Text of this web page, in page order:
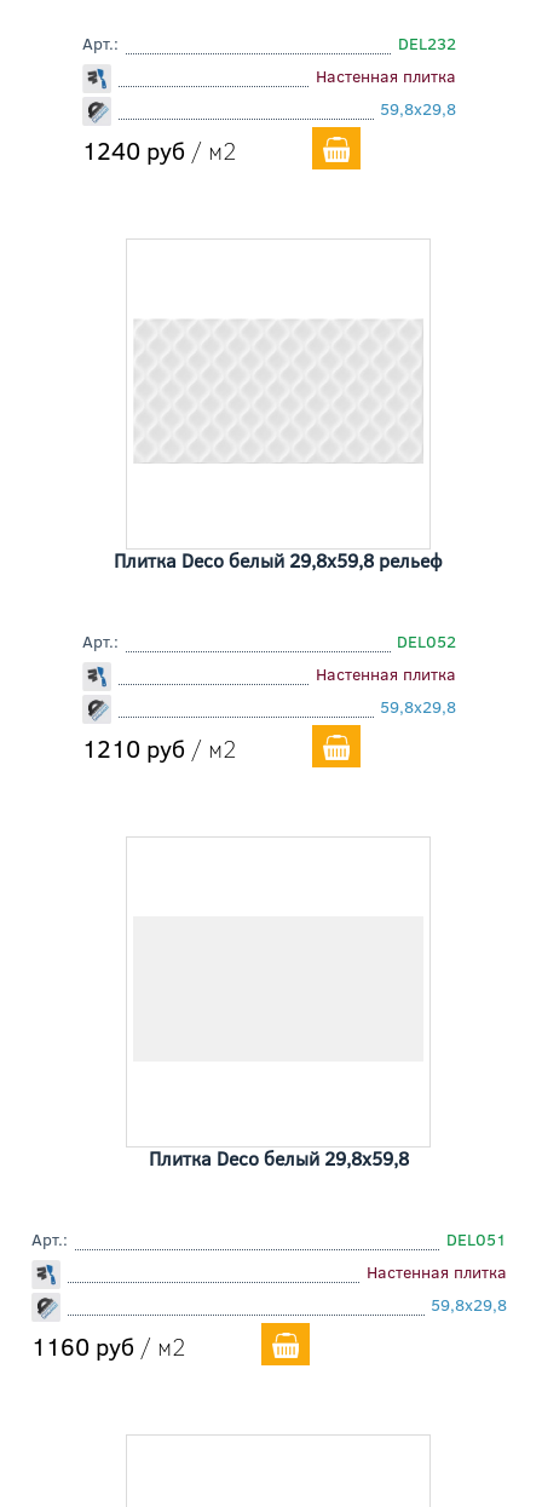
Арт.:
DEL232
Настенная плитка
59,8x29,8
1240 руб / м2
Плитка Deco белый 29,8x59,8 рельеф
Арт.:
DEL052
Настенная плитка
59,8x29,8
1210 руб / м2
Плитка Deco белый 29,8x59,8
Арт.:
DEL051
Настенная плитка
59,8x29,8
1160 руб / м2